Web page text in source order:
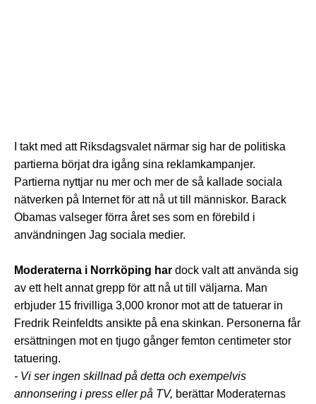
I takt med att Riksdagsvalet närmar sig har de politiska
partierna börjat dra igång sina reklamkampanjer.
Partierna nyttjar nu mer och mer de så kallade sociala
nätverken på Internet för att nå ut till människor. Barack
Obamas valseger förra året ses som en förebild i
användningen Jag sociala medier.
Moderaterna i Norrköping har dock valt att använda sig
av ett helt annat grepp för att nå ut till väljarna. Man
erbjuder 15 frivilliga 3,000 kronor mot att de tatuerar in
Fredrik Reinfeldts ansikte på ena skinkan. Personerna får
ersättningen mot en tjugo gånger femton centimeter stor
tatuering.
- Vi ser ingen skillnad på detta och exempelvis
annonsering i press eller på TV, berättar Moderaternas